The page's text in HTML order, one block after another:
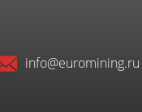
info@euromining.ru